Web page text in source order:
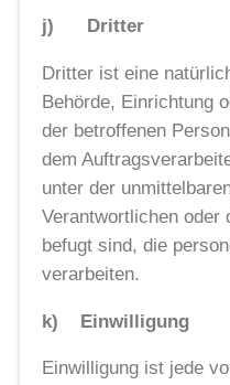
j) Dritter
Dritter ist eine
Behörde, Einrichtung
der betroffenen
dem
unter der
Verantwortlichen oder
befugt sind, die
verarbeiten.
k) Einwilligung
Einwilligung ist jede